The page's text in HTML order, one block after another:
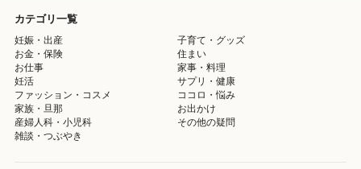
カテゴリ一覧
妊娠・出産
子育て・グッズ
お金・保険
住まい
お仕事
家事・料理
妊活
サプリ・健康
ファッション・コスメ
ココロ・悩み
家族・旦那
お出かけ
産婦人科・小児科
その他の疑問
雑談・つぶやき